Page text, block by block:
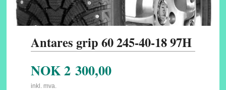
Antares grip 60 245-40-18 97H
NOK2 300,00
inkl. mva.